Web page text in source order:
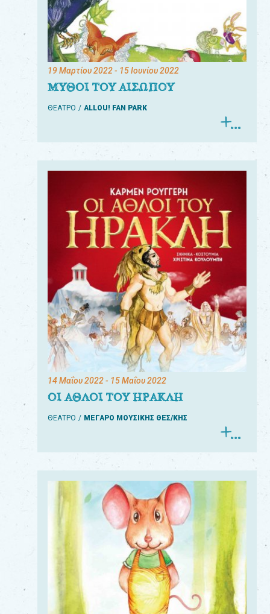
19 Μαρτίου 2022- 15 Ιουνίου 2022
ΜΥΘΟΙ ΤΟΥ ΑΙΣΩΠΟΥ
ΘΕΑΤΡΟ ALLOU! FAN PARK
14 Μαΐου 2022- 15 Μαΐου 2022
ΟΙ ΑΘΛΟΙ ΤΟΥ ΗΡΑΚΛΗ
ΘΕΑΤΡΟ ΜΕΓΑΡΟ ΜΟΥΣΙΚΗΣ ΘΕΣ/ΚΗΣ